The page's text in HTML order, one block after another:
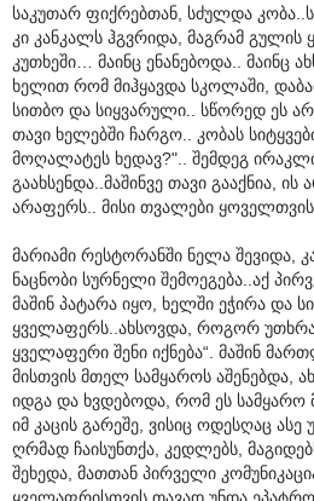
საკუთარ ფიქრებთან, სძულდა
კი კანკალს ჰგვრიდა, მაგრამ გულის
კუთხეში… მაინც ენანებოდა.. მაინც
ხელით რომ მიჰყავდა სკოლაში,
სითბო და სიყვარული.. სწორედ ეს
თავი ხელებში ჩარგო.. კობას
მოღალატეს ხედავ?".. შემდეგ
გაახსენდა..მაშინვე თავი გააქნია,
არაფერს.. მისი თვალები ყოველთვის
მარიამი რესტორანში ნელა შევიდა,
ნაცნობი სურნელი შემოეგება..აქ
მაშინ პატარა იყო, ხელში ეჭირა და
ყველაფერს..ახსოვდა, როგორ
ყველაფერი შენი იქნება“. მაშინ
მისთვის მთელ სამყაროს აშენებდა,
იდგა და ხვდებოდა, რომ ეს
იმ კაცის გარეშე, ვისიც ოდესღაც
ღრმად ჩაისუნთქა, კედლებს,
შეხედა, მათთან პირველი
ყველაფრისთვის თავად უნდა